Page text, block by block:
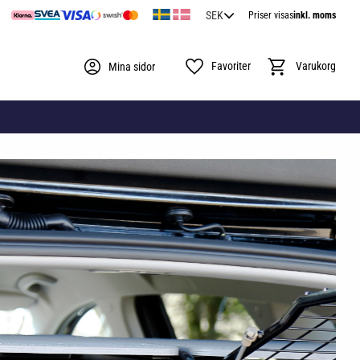
Priser visasinkl. moms
Mina sidor Favoriter Kundvagn